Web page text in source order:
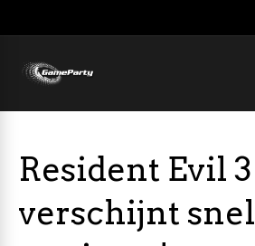
Resident Evil 3
verschijnt snel